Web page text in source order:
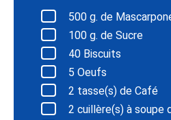
500 g. de
100 g. de Sucre
40 Biscuits
5 Oeufs
2 tasse(s) de Café
2 cuillère(s) à soupe